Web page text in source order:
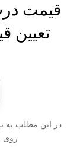
قیمت
تعیین
در این مطلب به
روی